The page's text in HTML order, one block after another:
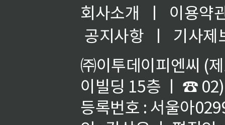
회사소개 ㅣ
이용약
공지사항
ㅣ
기사제
㈜이투데이피엔씨 (
이빌딩 15층 ㅣ ☎
등록번호 : 서울아